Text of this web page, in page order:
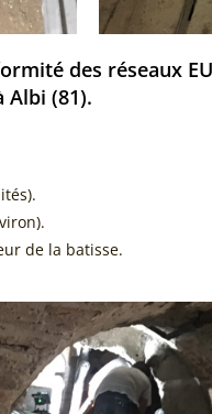
des réseaux
Albi (81).
de la batisse.